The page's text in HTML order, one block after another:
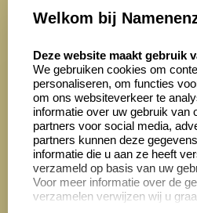
4028 beoordelingen
Zakelijk:
Aanvraag op maat
Cadeaubonnen
Welkom bij
Deze website maakt gebruik
We gebruiken cookies om
personaliseren, om functies
om ons websiteverkeer te
informatie over uw gebruik van
partners voor social media,
partners kunnen deze
informatie die u aan ze heeft
verzameld op basis van uw
Voor meer informatie over de
verzamelen verwijzen wij u